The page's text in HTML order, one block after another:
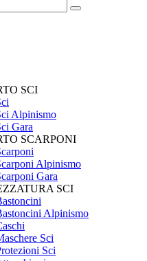
SCI
Alpinismo
Gara
SCARPONI
Alpinismo
Gara
SCI
Alpinismo
Sci
Sci